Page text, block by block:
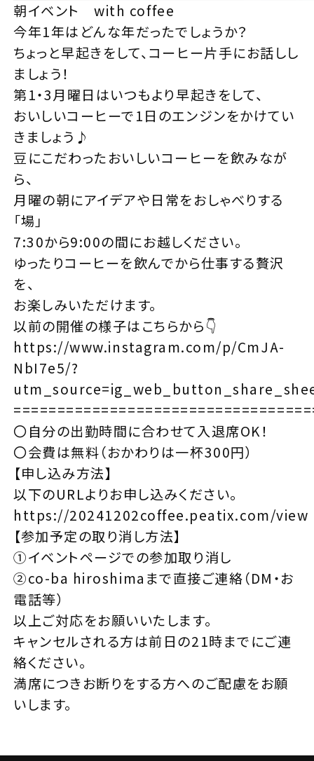
朝イベント with coffee
今年1年はどんな年だったでしょうか？
ちょっと早起きをして、コーヒー片手にお話しし
ましょう！
第1・3月曜日はいつもより早起きをして、
おいしいコーヒーで1日のエンジンをかけてい
きましょう♪
豆にこだわったおいしいコーヒーを飲みなが
ら、
月曜の朝にアイデアや日常をおしゃべりする
「場｣
7:30から9:00の間にお越しください。
ゆったりコーヒーを飲んでから仕事する贅沢
を、
お楽しみいただけます。
以前の開催の様子はこちらから👇
https://www.instagram.com/p/CmJA-
NbI7e5/?
〇自分の出勤時間に合わせて入退席OK！
〇会費は無料（おかわりは一杯300円）
【申し込み方法】
以下のURLよりお申し込みください。
https://20241202coffee.peatix.com/view
【参加予定の取り消し方法】
①イベントページでの参加取り消し
②co-ba hiroshimaまで直接ご連絡（DM・お
電話等）
以上ご対応をお願いいたします。
キャンセルされる方は前日の21時までにご連
絡ください。
満席につきお断りをする方へのご配慮をお願
いします。